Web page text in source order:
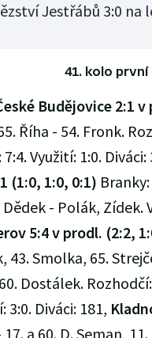
Jestřábů 3:0 na
41. kolo první
Budějovice 2:1 v
Říha - 54. Fronk.
Využití: 1:0. Diváci:
(1:0, 1:0, 0:1)
- Polák, Zídek.
5:4 v prodl. (2:2,
43. Smolka, 65.
Dostálek.
3:0. Diváci: 181,
a 60. D. Seman,